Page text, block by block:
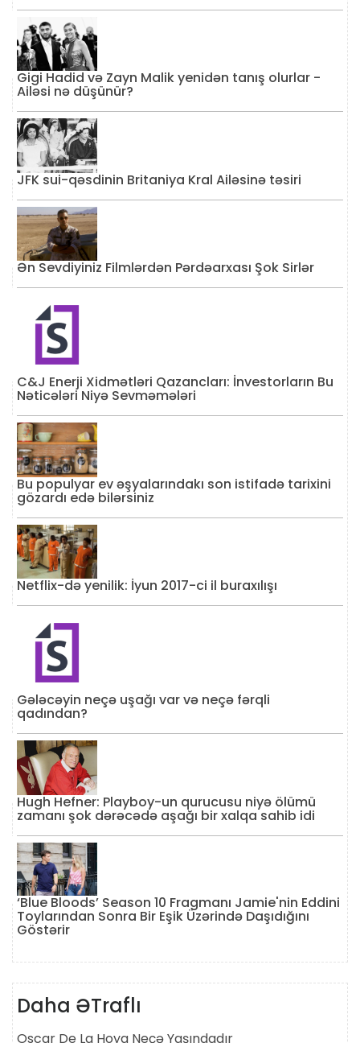
Gigi Hadid və Zayn Malik yenidən tanış olurlar -
Ailəsi nə düşünür?
JFK sui-qəsdinin Britaniya Kral Ailəsinə təsiri
Ən Sevdiyiniz Filmlərdən Pərdəarxası Şok Sirlər
C&J Enerji Xidmətləri Qazancları: İnvestorların Bu
Nəticələri Niyə Sevməmələri
Bu populyar ev əşyalarındakı son istifadə tarixini
gözardı edə bilərsiniz
Netflix-də yenilik: İyun 2017-ci il buraxılışı
Gələcəyin neçə uşağı var və neçə fərqli
qadından?
Hugh Hefner: Playboy-un qurucusu niyə ölümü
zamanı şok dərəcədə aşağı bir xalqa sahib idi
‘Blue Bloods’ Season 10 Fragmanı Jamie'nin Eddini
Toylarından Sonra Bir Eşik Üzərində Daşıdığını
Göstərir
Daha ƏTraflı
Oscar De La Hoya Neçə Yaşındadır